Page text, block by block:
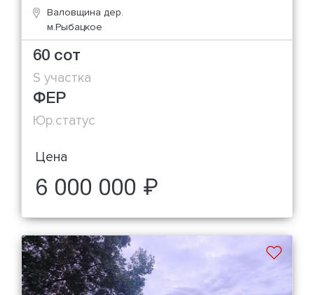
Валовщина дер.
м.Рыбацкое
60 сот
S участка
ФЕР
Юр.статус
Цена
6 000 000 ₽